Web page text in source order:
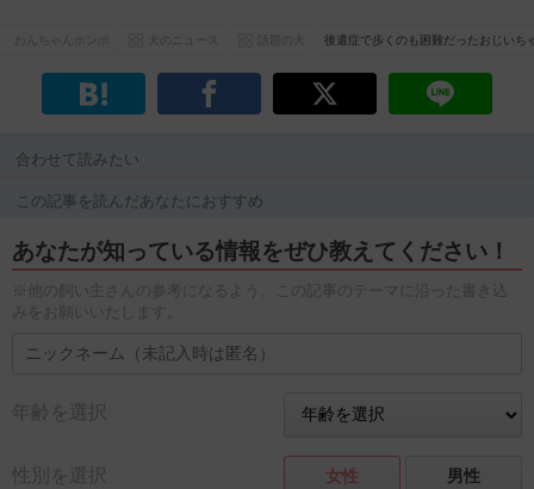
後遺症で歩くのも困難だったおじい
合わせて読みたい
この記事を読んだあなたにおすすめ
あなたが知っている情報をぜひ教えてください！
※他の飼い主さんの参考になるよう、この記事のテーマに沿った書き込
みをお願いいたします。
年齢を選択
性別を選択 女性 男性